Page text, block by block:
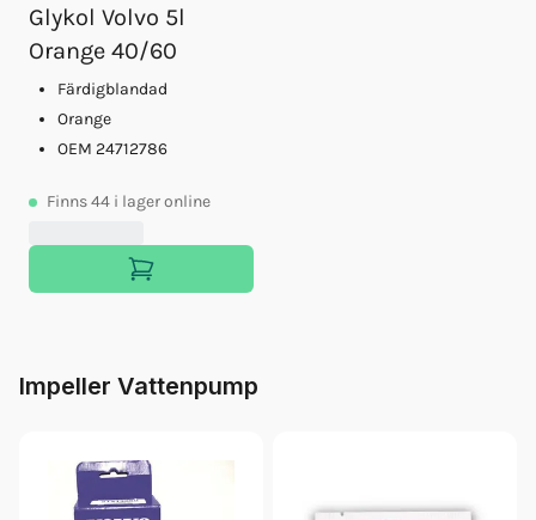
Glykol Volvo 5l
Orange 40/60
Färdigblandad
Orange
OEM 24712786
Finns44 i lager online
Impeller Vattenpump